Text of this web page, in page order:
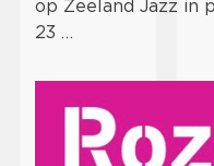
op Zeeland Jazz in
23 …